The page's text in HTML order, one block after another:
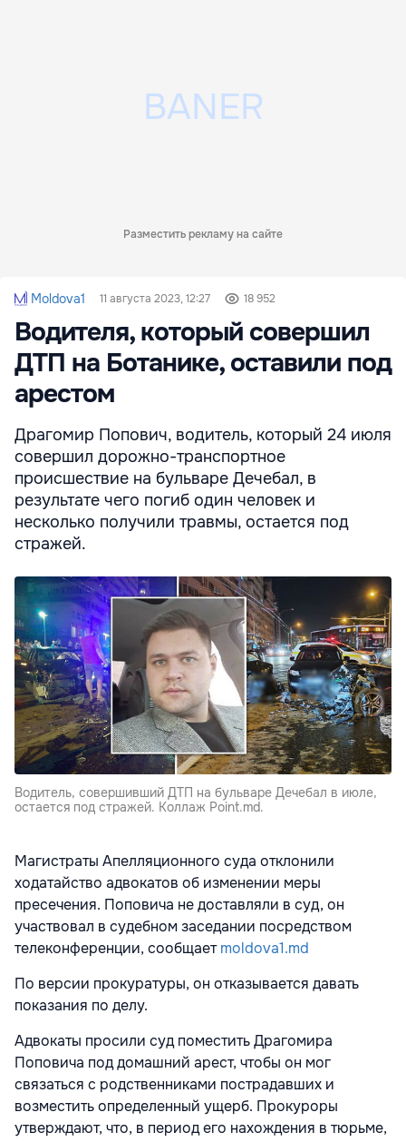
Разместить рекламу на сайте
Moldova1 11 августа 2023, 12:27 18 952
Водителя, который совершил
ДТП на Ботанике, оставили под
арестом
Драгомир Попович, водитель, который 24 июля
совершил дорожно-транспортное
происшествие на бульваре Дечебал, в
результате чего погиб один человек и
несколько получили травмы, остается под
стражей.
Водитель, совершивший ДТП на бульваре Дечебал в июле,
остается под стражей. Коллаж Point.md.
Магистраты Апелляционного суда отклонили
ходатайство адвокатов об изменении меры
пресечения. Поповича не доставляли в суд, он
участвовал в судебном заседании посредством
телеконференции, сообщаетmoldova1.md
По версии прокуратуры, он отказывается давать
показания по делу.
Адвокаты просили суд поместить Драгомира
Поповича под домашний арест, чтобы он мог
связаться с родственниками пострадавших и
возместить определенный ущерб. Прокуроры
утверждают, что, в период его нахождения в тюрьме,